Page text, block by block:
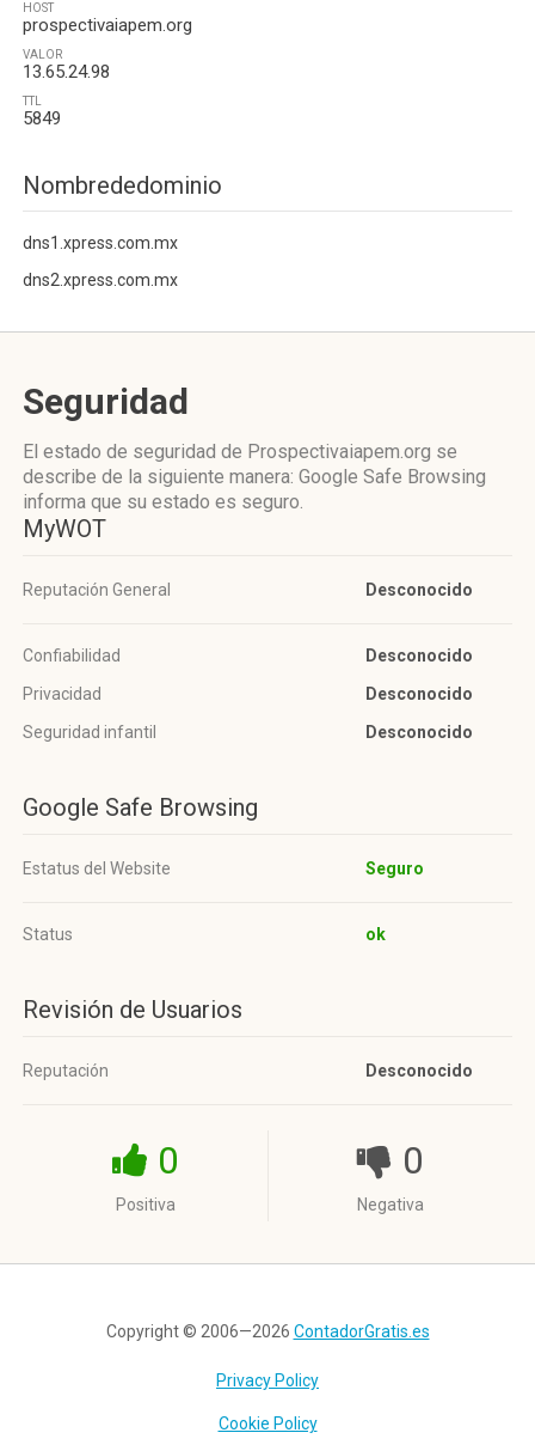
HOST
prospectivaiapem.org
VALOR
13.65.24.98
TTL
5849
Nombrededominio
dns1.xpress.com.mx
dns2.xpress.com.mx
Seguridad
El estado de seguridad de Prospectivaiapem.org se
describe de la siguiente manera: Google Safe Browsing
informa que su estado es seguro.
MyWOT
Reputación General Desconocido
Confiabilidad
Desconocido
Privacidad
Desconocido
Seguridad infantil
Desconocido
Google Safe Browsing
Estatus del Website Seguro
Status ok
Revisión de Usuarios
Reputación Desconocido
0
Positiva
0
Negativa
Copyright © 2006—2026 ContadorGratis.es
Privacy Policy
Cookie Policy